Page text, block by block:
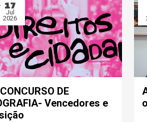
17
Jul
2026
DE
Vencedores e